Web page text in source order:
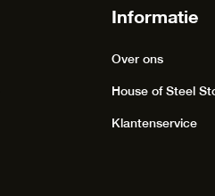
Informatie
Over ons
House of Steel
Klantenservice